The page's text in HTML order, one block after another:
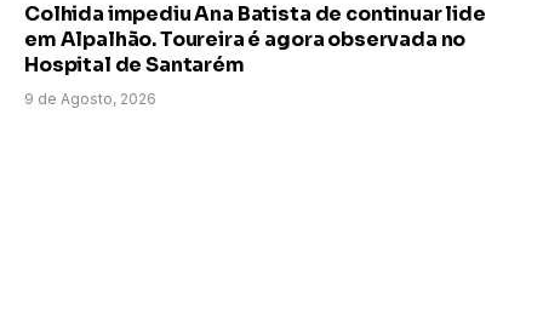
Colhida impediu Ana Batista de continuar lide
em Alpalhão. Toureira é agora observada no
Hospital de Santarém
9 de Agosto, 2026